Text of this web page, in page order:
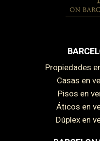
Propiedades
Casas en
Pisos en
Áticos en
Dúplex en
Guardar